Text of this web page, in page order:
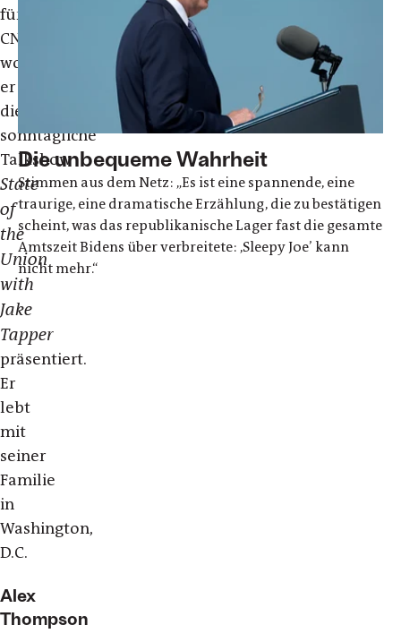
für
CNN,
wo
er
die
sonntägliche
Talkshow
State
of
the
Union
with
Jake
Tapper
präsentiert.
Er
lebt
mit
seiner
Familie
in
Washington,
D.C.
Alex
Thompson
Die unbequeme Wahrheit
Stimmen aus dem Netz: „Es ist eine spannende, eine
traurige, eine dramatische Erzählung, die zu bestätigen
scheint, was das republikanische Lager fast die gesamte
Amtszeit Bidens über verbreitete: ,Sleepy Joe’ kann
nicht mehr.“